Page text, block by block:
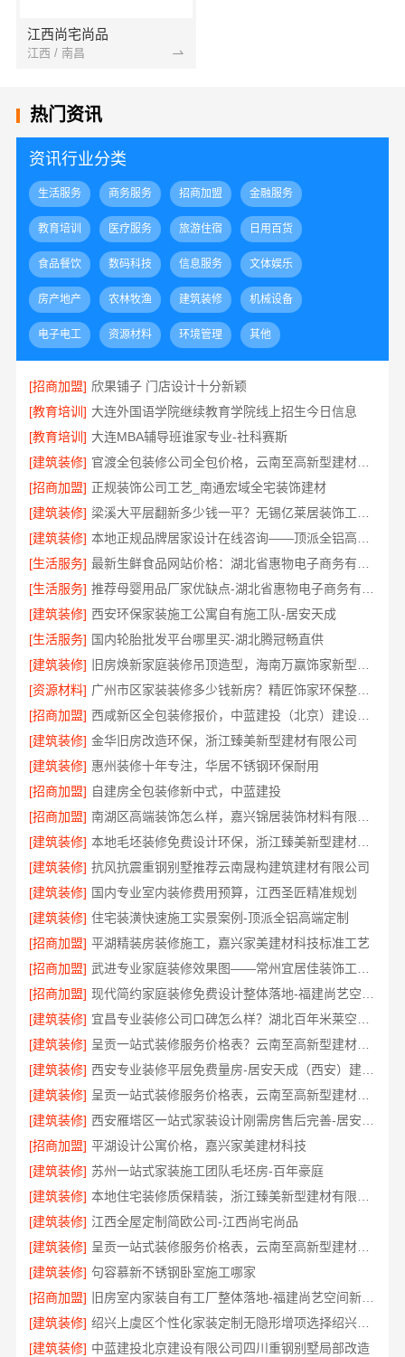
江西尚宅尚品
江西 / 南昌
热门资讯
资讯行业分类
生活服务 商务服务 招商加盟 金融服务
教育培训 医疗服务 旅游住宿 日用百货
食品餐饮 数码科技 信息服务 文体娱乐
房产地产 农林牧渔 建筑装修 机械设备
电子电工 资源材料 环境管理 其他
[招商加盟] 欣果铺子 门店设计十分新颖
[教育培训] 大连外国语学院继续教育学院线上招生今日信息
[教育培训] 大连MBA辅导班谁家专业-社科赛斯
[建筑装修]
官渡全包装修公司全包价格，云南至高新型建材有限公司
[招商加盟] 正规装饰公司工艺_南通宏域全宅装饰建材
[建筑装修]
[建筑装修]
[生活服务]
[生活服务]
[建筑装修] 西安环保家装施工公寓自有施工队-居安天成
[生活服务] 国内轮胎批发平台哪里买-湖北腾冠畅直供
[建筑装修]
[资源材料]
广州市区家装装修多少钱新房？精匠饰家环保整装方案
[招商加盟]
西咸新区全包装修报价，中蓝建投（北京）建设有限公司武功分公司透明
[建筑装修] 金华旧房改造环保，浙江臻美新型建材有限公司
[建筑装修] 惠州装修十年专注，华居不锈钢环保耐用
[招商加盟] 自建房全包装修新中式，中蓝建投
[招商加盟]
[建筑装修]
本地毛坯装修免费设计环保，浙江臻美新型建材有限公司绿色家装
[建筑装修] 抗风抗震重钢别墅推荐云南晟构建筑建材有限公司
[建筑装修] 国内专业室内装修费用预算，江西圣匠精准规划
[建筑装修] 住宅装潢快速施工实景案例-顶派全铝高端定制
[招商加盟] 平湖精装房装修施工，嘉兴家美建材科技标准工艺
[招商加盟]
[招商加盟]
[建筑装修]
[建筑装修]
呈贡一站式装修服务价格表？云南至高新型建材有限公司
[建筑装修]
西安专业装修平层免费量房-居安天成（西安）建筑工程有限责任公司
[建筑装修]
呈贡一站式装修服务价格表，云南至高新型建材有限公司
[建筑装修]
[招商加盟] 平湖设计公寓价格，嘉兴家美建材科技
[建筑装修] 苏州一站式家装施工团队毛坯房-百年豪庭
[建筑装修]
[建筑装修] 江西全屋定制简欧公司-江西尚宅尚品
[建筑装修]
呈贡一站式装修服务价格表，云南至高新型建材有限公司
[建筑装修] 句容慕新不锈钢卧室施工哪家
[招商加盟]
旧房室内家装自有工厂整体落地-福建尚艺空间新材料科技有限公司
[建筑装修]
绍兴上虞区个性化家装定制无隐形增项选择绍兴卓鑫装饰材料有限公司
[建筑装修] 中蓝建投北京建设有限公司四川重钢别墅局部改造